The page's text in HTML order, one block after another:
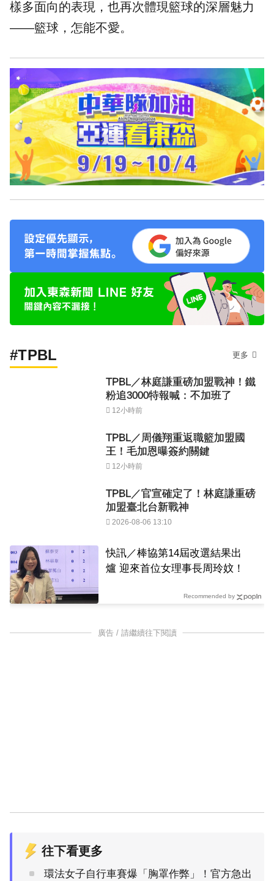
樣多面向的表現，也再次體現籃球的深層魅力
——籃球，怎能不愛。
#TPBL 更多
TPBL／林庭謙重磅加盟戰神！鐵
粉追3000特報喊：不加班了
12小時前
TPBL／周儀翔重返職籃加盟國
王！毛加恩曝簽約關鍵
12小時前
TPBL／官宣確定了！林庭謙重磅
加盟臺北台新戰神
2026-08-06 13:10
快訊／棒協第14屆改選結果出
爐 迎來首位女理事長周玲妏！
Recommended by
廣告 / 請繼續往下閱讀
往下看更多
環法女子自行車賽爆「胸罩作弊」！官方急出